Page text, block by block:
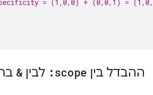
= (1,0,0) + (0,0,1) =
ההבדל בין :scope לבין &